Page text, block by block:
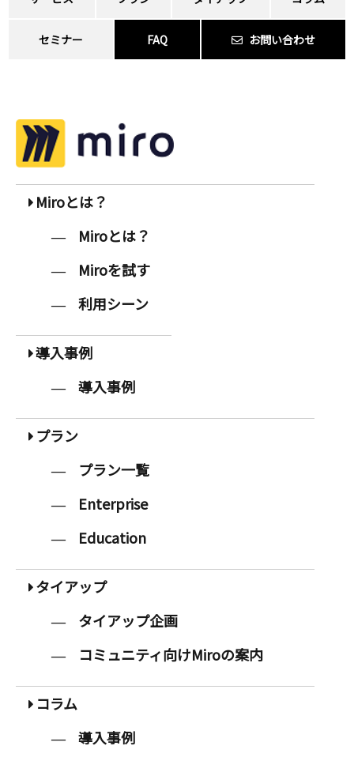
セミナー FAQ お問い合わせ
Miroとは？
Miroとは？
Miroを試す
利用シーン
導入事例
導入事例
プラン
プラン一覧
Enterprise
Education
タイアップ
タイアップ企画
コミュニティ向けMiroの案内
コラム
導入事例